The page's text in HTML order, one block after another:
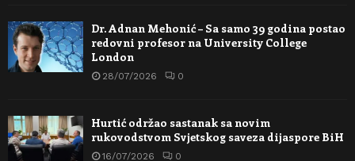
Dr. Adnan Mehonić – Sa samo 39 godina postao
redovni profesor na University College
London
28/07/2026 0
Hurtić održao sastanak sa novim
rukovodstvom Svjetskog saveza dijaspore BiH
16/07/2026 0